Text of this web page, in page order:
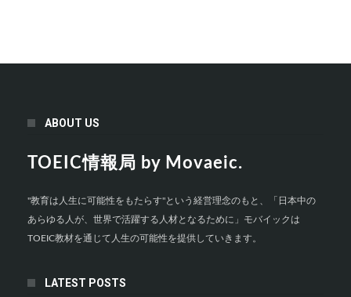
ABOUT US
TOEIC情報局 by Movaeic.
"教育は人生に可能性をもたらす"という経営理念のもと、「日本中の
あらゆる人が、世界で活躍する人材となるために」モバイックは
TOEIC教材を通じて人生の可能性を提供していきます。
LATEST POSTS